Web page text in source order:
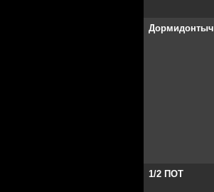
Дормидонтыч
1/2 ПОТ